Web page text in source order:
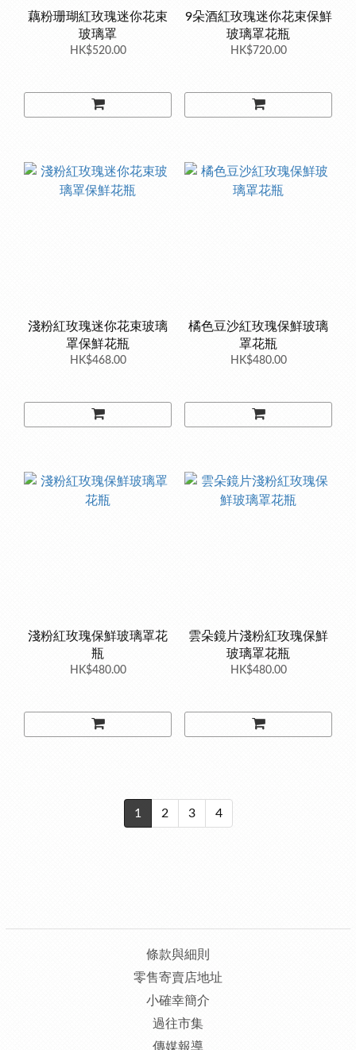
藕粉珊瑚紅玫瑰迷你花束
玻璃罩
HK$520.00
9朵酒紅玫瑰迷你花束保鮮
玻璃罩花瓶
HK$720.00
淺粉紅玫瑰迷你花束玻璃
罩保鮮花瓶
HK$468.00
橘色豆沙紅玫瑰保鮮玻璃
罩花瓶
HK$480.00
淺粉紅玫瑰保鮮玻璃罩花
瓶
HK$480.00
雲朵鏡片淺粉紅玫瑰保鮮
玻璃罩花瓶
HK$480.00
1 2 3 4
條款與細則
零售寄賣店地址
小確幸簡介
過往市集
傳媒報導